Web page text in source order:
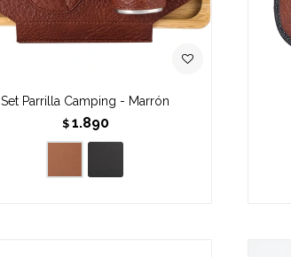
Set Parrilla Camping - Marrón
$ 1.890